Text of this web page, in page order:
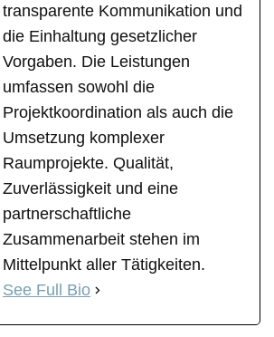
transparente Kommunikation und
die Einhaltung gesetzlicher
Vorgaben. Die Leistungen
umfassen sowohl die
Projektkoordination als auch die
Umsetzung komplexer
Raumprojekte. Qualität,
Zuverlässigkeit und eine
partnerschaftliche
Zusammenarbeit stehen im
Mittelpunkt aller Tätigkeiten.
See Full Bio